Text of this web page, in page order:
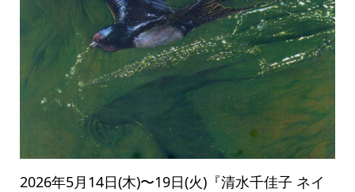
2026年5月14日(木)〜19日(火)『清水千佳子 ネイ